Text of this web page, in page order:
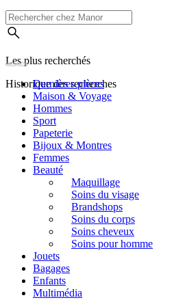
Les plus recherchés
Historique des recherches
Dernières pièces
Maison & Voyage
Hommes
Sport
Papeterie
Bijoux & Montres
Femmes
Beauté
Maquillage
Soins du visage
Brandshops
Soins du corps
Soins cheveux
Soins pour homme
Jouets
Bagages
Enfants
Multimédia